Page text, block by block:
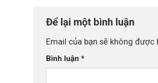
Để lại một bình luận
Email của bạn sẽ không được
Bình luận *